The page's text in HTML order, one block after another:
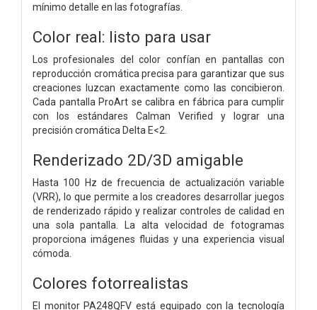
mínimo detalle en las fotografías.
Color real: listo para usar
Los profesionales del color confían en pantallas con
reproducción cromática precisa para garantizar que sus
creaciones luzcan exactamente como las concibieron.
Cada pantalla ProArt se calibra en fábrica para cumplir
con los estándares Calman Verified y lograr una
precisión cromática Delta E<2.
Renderizado 2D/3D amigable
Hasta 100 Hz de frecuencia de actualización variable
(VRR), lo que permite a los creadores desarrollar juegos
de renderizado rápido y realizar controles de calidad en
una sola pantalla. La alta velocidad de fotogramas
proporciona imágenes fluidas y una experiencia visual
cómoda.
Colores fotorrealistas
El monitor PA248QFV está equipado con la tecnología